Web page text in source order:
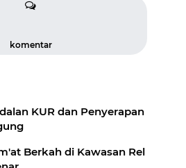
komentar
KUR dan Penyerapan
Berkah di Kawasan Rel